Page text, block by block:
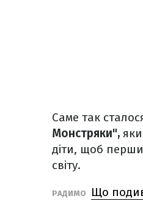
Саме так
Монстряки",
діти, щоб
світу.
РАДИМО Що